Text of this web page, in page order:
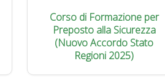
Corso di Formazione per
Preposto alla Sicurezza
(Nuovo Accordo Stato
Regioni 2025)